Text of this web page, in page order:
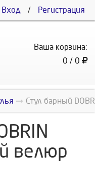
Вход / Регистрация
Ваша корзина:
0 / 0
Стул барный
велюр